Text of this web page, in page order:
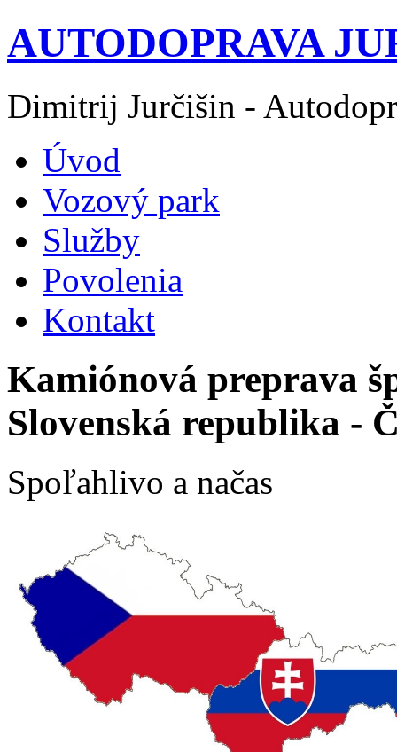
AUTODOPRAVA
Dimitrij Jurčišin -
Úvod
Vozový park
Služby
Povolenia
Kontakt
Kamiónová preprava
Slovenská republika -
Spoľahlivo a načas